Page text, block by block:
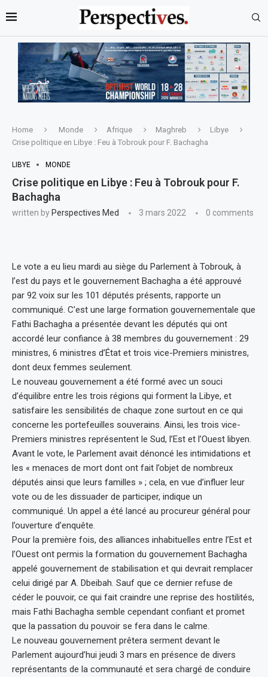
Home Monde Afrique Maghreb
Libye
Crise politique en Libye : Feu à Tobrouk pour F. Bachagha
LIBYE MONDE
Crise politique en Libye : Feu à Tobrouk pour F.
Bachagha
written by Perspectives Med 3 mars 2022 0 comments
Le vote a eu lieu mardi au siège du Parlement à Tobrouk, à
l’est du pays et le gouvernement Bachagha a été approuvé
par 92 voix sur les 101 députés présents, rapporte un
communiqué. C’est une large formation gouvernementale que
Fathi Bachagha a présentée devant les députés qui ont
accordé leur confiance à 38 membres du gouvernement : 29
ministres, 6 ministres d’État et trois vice-Premiers ministres,
dont deux femmes seulement.
Le nouveau gouvernement a été formé avec un souci
d’équilibre entre les trois régions qui forment la Libye, et
satisfaire les sensibilités de chaque zone surtout en ce qui
concerne les portefeuilles souverains. Ainsi, les trois vice-
Premiers ministres représentent le Sud, l’Est et l’Ouest libyen.
Avant le vote, le Parlement avait dénoncé les intimidations et
les « menaces de mort dont ont fait l’objet de nombreux
députés ainsi que leurs familles » ; cela, en vue d’influer leur
vote ou de les dissuader de participer, indique un
communiqué. Un appel a été lancé au procureur général pour
l’ouverture d’enquête.
Pour la première fois, des alliances inhabituelles entre l’Est et
l’Ouest ont permis la formation du gouvernement Bachagha
appelé gouvernement de stabilisation et qui devrait remplacer
celui dirigé par A. Dbeibah. Sauf que ce dernier refuse de
céder le pouvoir, ce qui fait craindre une reprise des hostilités,
mais Fathi Bachagha semble cependant confiant et promet
que la passation du pouvoir se fera dans le calme.
Le nouveau gouvernement prêtera serment devant le
Parlement aujourd’hui jeudi 3 mars en présence de divers
représentants de la communauté et sera chargé de conduire